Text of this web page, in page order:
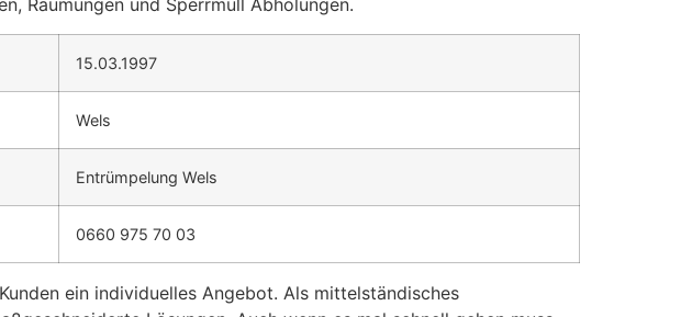
Räumungen und Sperrmüll Abholungen.
15.03.1997
Wels
Entrümpelung Wels
0660 975 70 03
ein individuelles Angebot. Als mittelständisches